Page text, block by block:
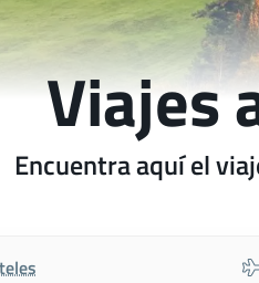
Viajes
Encuentra aquí el